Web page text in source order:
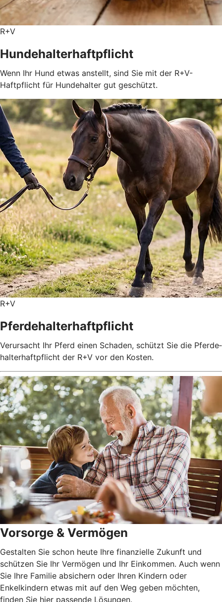
R+V
Hundehalterhaftpflicht
Wenn Ihr Hund etwas anstellt, sind Sie mit der R+V-
Haftpflicht für Hundehalter gut geschützt.
R+V
Pferdehalterhaftpflicht
Verursacht Ihr Pferd einen Schaden, schützt Sie die Pferde­
halter­haft­pflicht der R+V vor den Kosten.
Vorsorge & Vermögen
Gestalten Sie schon heute Ihre finanzielle Zukunft und
schützen Sie Ihr Vermögen und Ihr Einkommen. Auch wenn
Sie Ihre Familie absichern oder Ihren Kindern oder
Enkelkindern etwas mit auf den Weg geben möchten,
finden Sie hier passende Lösungen.